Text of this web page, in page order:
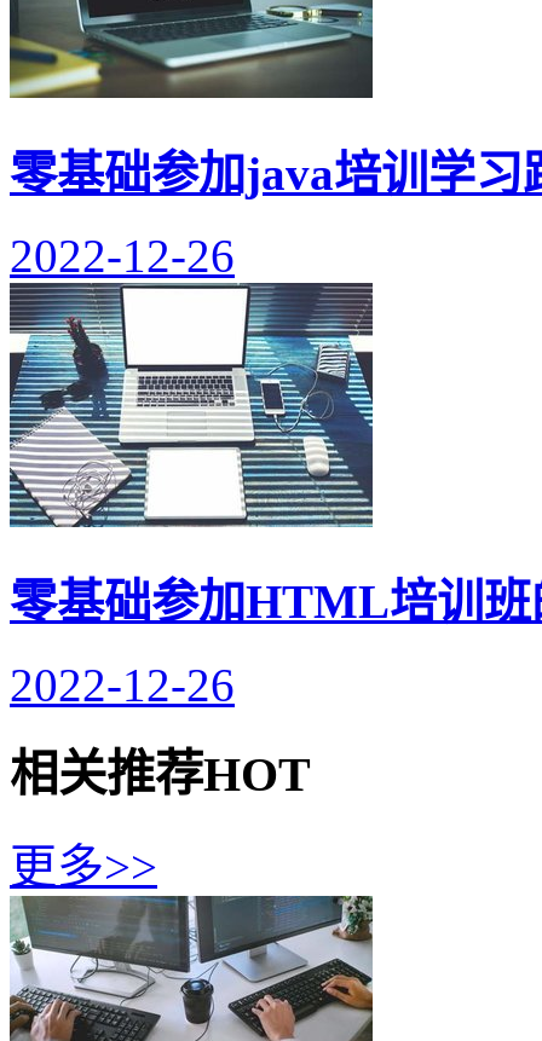
零基础参加java培训学习
2022-12-26
零基础参加HTML培训班
2022-12-26
相关推荐HOT
更多>>